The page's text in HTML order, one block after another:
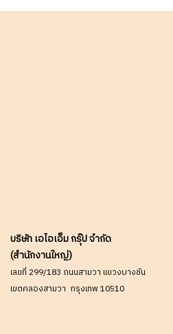
บริษัท เอไอเอ็ม กรุ๊ป จำกัด
(สำนักงานใหญ่)
เลขที่ 299/183 ถนนสามวา แขวงบางชัน
เขตคลองสามวา กรุงเทพ 10510